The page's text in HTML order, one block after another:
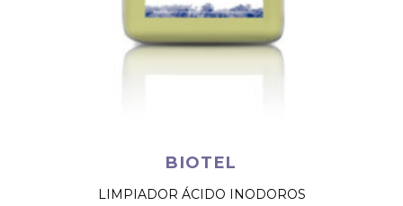
BIOTEL
LIMPIADOR ÁCIDO INODOROS